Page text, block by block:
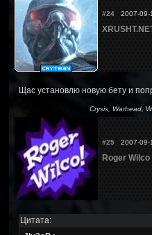
#24 2007-09-
Щас установлю новую бету и
Crysis, Warhead,
#25 2007-09-
Roger Wilco
Цитата: